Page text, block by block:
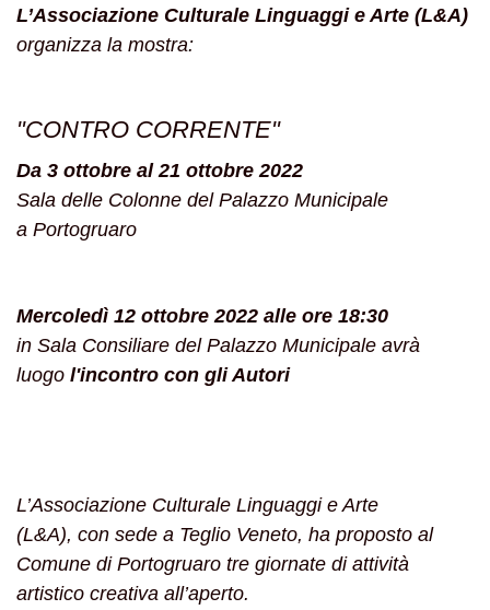
L’Associazione Culturale Linguaggi e Arte (L&A)
organizza la mostra:
"CONTRO CORRENTE"
Da 3 ottobre al 21 ottobre 2022
Sala delle Colonne del Palazzo Municipale
a Portogruaro
Mercoledì 12 ottobre 2022 alle ore 18:30
in Sala Consiliare del Palazzo Municipale avrà
luogo l'incontro con gli Autori
L’Associazione Culturale Linguaggi e Arte
(L&A), con sede a Teglio Veneto, ha proposto al
Comune di Portogruaro tre giornate di attività
artistico creativa all’aperto.